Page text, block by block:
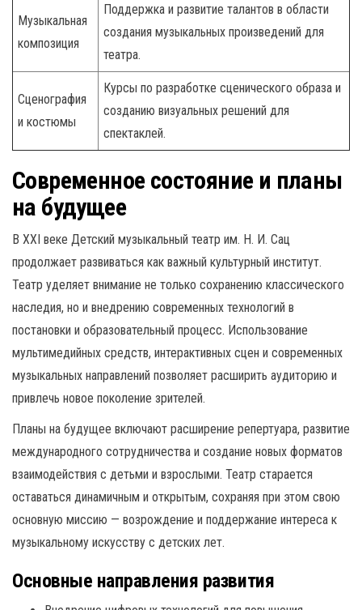
Музыкальная
композиция
Поддержка и развитие талантов в области
создания музыкальных произведений для
театра.
Сценография
и костюмы
Курсы по разработке сценического образа и
созданию визуальных решений для
спектаклей.
Современное состояние и планы
на будущее
В XXI веке Детский музыкальный театр им. Н. И. Сац
продолжает развиваться как важный культурный институт.
Театр уделяет внимание не только сохранению классического
наследия, но и внедрению современных технологий в
постановки и образовательный процесс. Использование
мультимедийных средств, интерактивных сцен и современных
музыкальных направлений позволяет расширить аудиторию и
привлечь новое поколение зрителей.
Планы на будущее включают расширение репертуара, развитие
международного сотрудничества и создание новых форматов
взаимодействия с детьми и взрослыми. Театр старается
оставаться динамичным и открытым, сохраняя при этом свою
основную миссию — возрождение и поддержание интереса к
музыкальному искусству с детских лет.
Основные направления развития